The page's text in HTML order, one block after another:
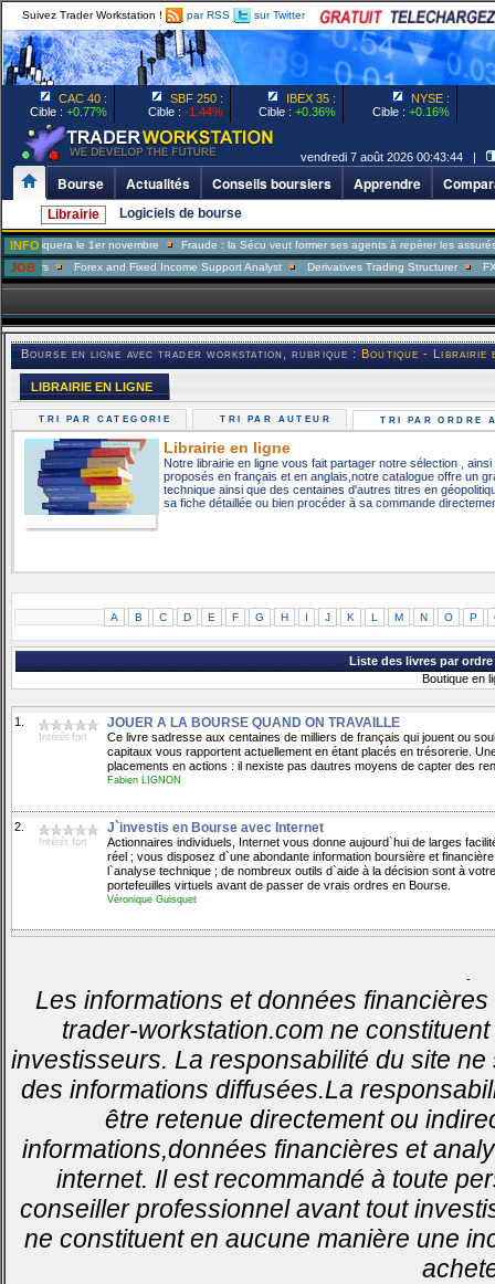
Suivez Trader Workstation ! par RSS sur Twitter
CAC 40 :
Cible : +0.77%
SBF 250 :
Cible : -1.44%
IBEX 35 :
Cible : +0.36%
NYSE :
Cible : +0.16%
vendredi 7 août 2026 00:43:44 |
Bourse Actualités Conseils boursiers Apprendre
Librairie Logiciels de bourse
INFOle 1er novembre Fraude : la Sécu veut former ses agents à repérer les assurés
JOBForex and Fixed Income Support Analyst Derivatives Trading Structurer FX Trader
Bourse en ligne avec trader workstation, rubrique :Boutique - Librairie
LIBRAIRIE EN LIGNE
TRI PAR CATEGORIE TRI PAR AUTEUR TRI PAR ORDRE
Librairie en ligne
Notre librairie en ligne vous fait partager notre sélection ,
proposés en français et en anglais,notre catalogue offre un
technique ainsi que des centaines d'autres titres en
sa fiche détaillée ou bien procéder à sa commande
A B C D E F G H I J K L M N O P
Liste des livres par
Boutique en
1.
Intérêt fort
JOUER A LA BOURSE QUAND ON TRAVAILLE
Ce livre sadresse aux centaines de milliers de français qui jouent ou
capitaux vous rapportent actuellement en étant placés en trésorerie.
placements en actions : il nexiste pas dautres moyens de capter des
Fabien LIGNON
2.
Intérêt fort
J`investis en Bourse avec Internet
Actionnaires individuels, Internet vous donne aujourd`hui de larges
réel ; vous disposez d`une abondante information boursière et
l`analyse technique ; de nombreux outils d`aide à la décision sont à
portefeuilles virtuels avant de passer de vrais ordres en Bourse.
Véronique Guisquet
-
Les informations et données
trader-workstation.com ne
investisseurs. La responsabilité du site
des informations diffusées.La
être retenue directement ou
informations,données financières et
internet. Il est recommandé à toute
conseiller professionnel avant tout
ne constituent en aucune manière une